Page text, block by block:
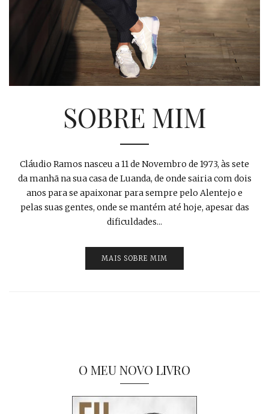
SOBRE MIM
Cláudio Ramos nasceu a 11 de Novembro de 1973, às sete
da manhã na sua casa de Luanda, de onde sairia com dois
anos para se apaixonar para sempre pelo Alentejo e
pelas suas gentes, onde se mantém até hoje, apesar das
dificuldades...
MAIS SOBRE MIM
O MEU NOVO LIVRO